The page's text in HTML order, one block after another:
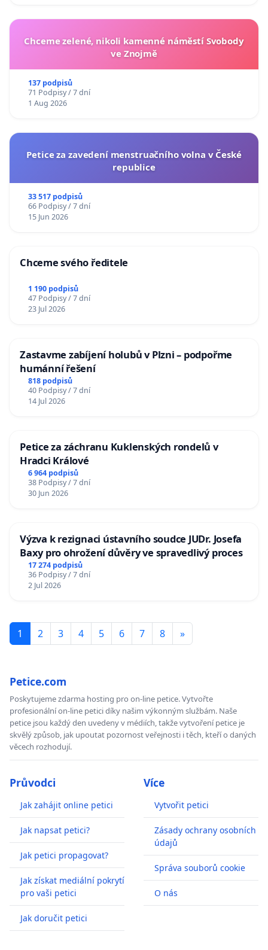
Chceme zelené, nikoli kamenné náměstí Svobody
ve Znojmě
137 podpisů
71 Podpisy / 7 dní
1 Aug 2026
Petice za zavedení menstruačního volna v České
republice
33 517 podpisů
66 Podpisy / 7 dní
15 Jun 2026
Chceme svého ředitele
1 190 podpisů
47 Podpisy / 7 dní
23 Jul 2026
Zastavme zabíjení holubů v Plzni – podpořme
humánní řešení
818 podpisů
40 Podpisy / 7 dní
14 Jul 2026
Petice za záchranu Kuklenských rondelů v
Hradci Králové
6 964 podpisů
38 Podpisy / 7 dní
30 Jun 2026
Výzva k rezignaci ústavního soudce JUDr. Josefa
Baxy pro ohrožení důvěry ve spravedlivý proces
17 274 podpisů
36 Podpisy / 7 dní
2 Jul 2026
1 2 3 4 5 6 7 8 »
Petice.com
Poskytujeme zdarma hosting pro on-line petice. Vytvořte
profesionální on-line petici díky našim výkonným službám. Naše
petice jsou každý den uvedeny v médiích, takže vytvoření petice je
skvělý způsob, jak upoutat pozornost veřejnosti i těch, kteří o daných
věcech rozhodují.
Průvodci
Jak zahájit online petici
Jak napsat petici?
Jak petici propagovat?
Jak získat mediální pokrytí
pro vaši petici
Jak doručit petici
Více
Vytvořit petici
Zásady ochrany osobních
údajů
Správa souborů cookie
O nás